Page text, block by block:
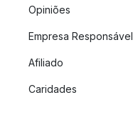
Opiniões
Empresa Responsável
Afiliado
Caridades